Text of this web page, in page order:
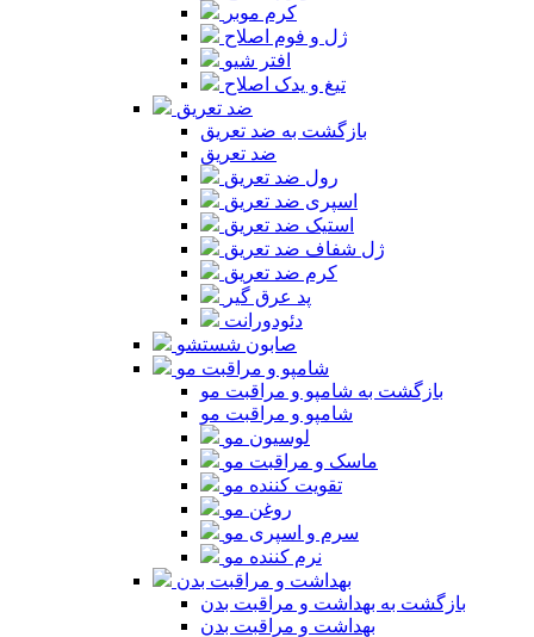
کرم موبر
ژل و فوم اصلاح
افتر شیو
تیغ و یدک اصلاح
ضد تعریق
بازگشت به ضد تعریق
ضد تعریق
رول ضد تعریق
اسپری ضد تعریق
استیک ضد تعریق
ژل شفاف ضد تعریق
کرم ضد تعریق
پد عرق گیر
دئودورانت
صابون شستشو
شامپو و مراقبت مو
بازگشت به شامپو و مراقبت مو
شامپو و مراقبت مو
لوسیون مو
ماسک و مراقبت مو
تقویت کننده مو
روغن مو
سرم و اسپری مو
نرم کننده مو
بهداشت و مراقبت بدن
بازگشت به بهداشت و مراقبت بدن
بهداشت و مراقبت بدن